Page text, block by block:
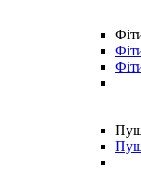
Пуш
Пуш